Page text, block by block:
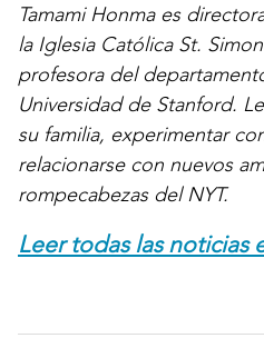
Tamami Honma es
la Iglesia Católica St.
profesora del
Universidad de Stanford.
su familia, experimentar
relacionarse con nuevos
rompecabezas del NYT.
Leer todas las noticias